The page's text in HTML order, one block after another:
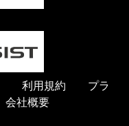
利用規約
プラ
会社概要